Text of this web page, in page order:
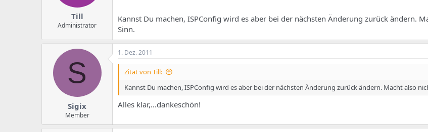
Till
Administrator
Kannst Du machen, ISPConfig wird es aber bei der nächsten Änderung zurück ändern.
Sinn.
S
Sigix
Member
1. Dez. 2011
Zitat von Till:
Kannst Du machen, ISPConfig wird es aber bei der nächsten Änderung zurück ändern. Macht also
Alles klar,...dankeschön!